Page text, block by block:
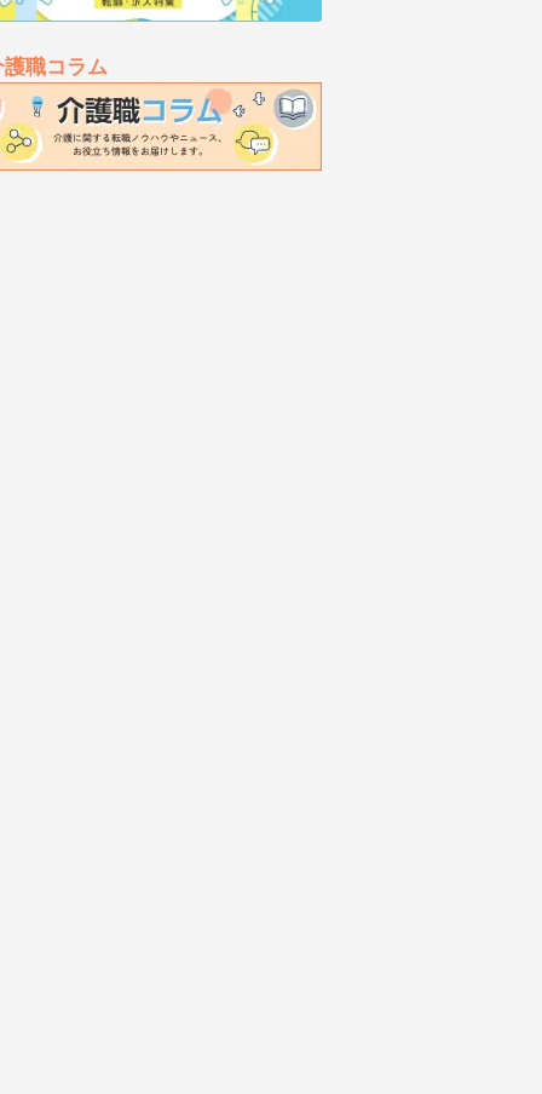
護職コラム